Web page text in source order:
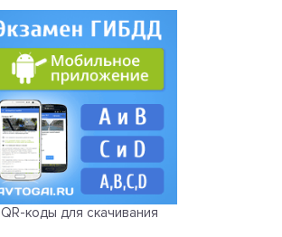
QR-коды для скачивания